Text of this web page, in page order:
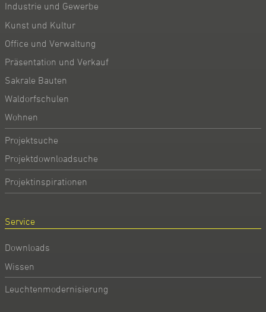
Industrie und Gewerbe
Kunst und Kultur
Office und Verwaltung
Präsentation und Verkauf
Sakrale Bauten
Waldorfschulen
Wohnen
Projektsuche
Projektdownloadsuche
Projektinspirationen
Service
Downloads
Wissen
Leuchtenmodernisierung